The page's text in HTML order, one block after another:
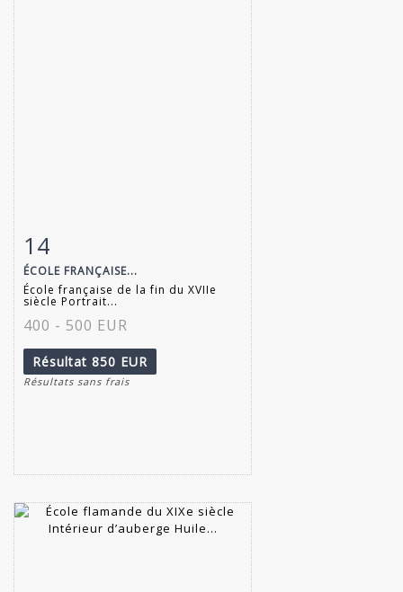
Fiche détaillée
14
ÉCOLE FRANÇAISE...
École française de la fin du XVIIe
siècle Portrait...
400 - 500 EUR
Résultat 850 EUR
Résultats sans frais